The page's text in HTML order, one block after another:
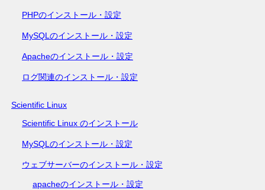
PHPのインストール・設定
MySQLのインストール・設定
Apacheのインストール・設定
ログ関連のインストール・設定
Scientific Linux
Scientific Linux のインストール
MySQLのインストール・設定
ウェブサーバーのインストール・設定
apacheのインストール・設定